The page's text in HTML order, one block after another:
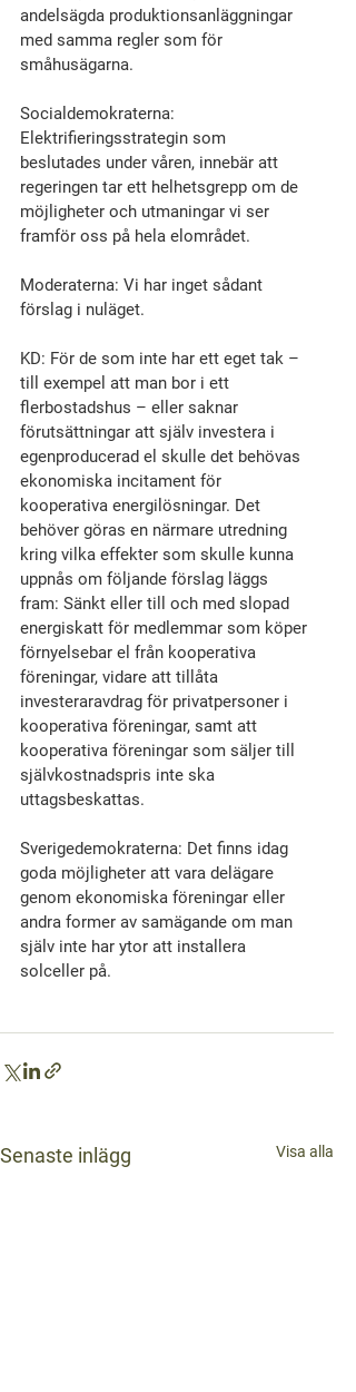
andelsägda produktionsanläggningar
med samma regler som för
småhusägarna.
Socialdemokraterna:
Elektrifieringsstrategin som
beslutades under våren, innebär att
regeringen tar ett helhetsgrepp om de
möjligheter och utmaningar vi ser
framför oss på hela elområdet.
Moderaterna: Vi har inget sådant
förslag i nuläget.
KD: För de som inte har ett eget tak –
till exempel att man bor i ett
flerbostadshus – eller saknar
förutsättningar att själv investera i
egenproducerad el skulle det behövas
ekonomiska incitament för
kooperativa energilösningar. Det
behöver göras en närmare utredning
kring vilka effekter som skulle kunna
uppnås om följande förslag läggs
fram: Sänkt eller till och med slopad
energiskatt för medlemmar som köper
förnyelsebar el från kooperativa
föreningar, vidare att tillåta
investeraravdrag för privatpersoner i
kooperativa föreningar, samt att
kooperativa föreningar som säljer till
självkostnadspris inte ska
uttagsbeskattas.
Sverigedemokraterna: Det finns idag
goda möjligheter att vara delägare
genom ekonomiska föreningar eller
andra former av samägande om man
själv inte har ytor att installera
solceller på.
Senaste inlägg Visa alla